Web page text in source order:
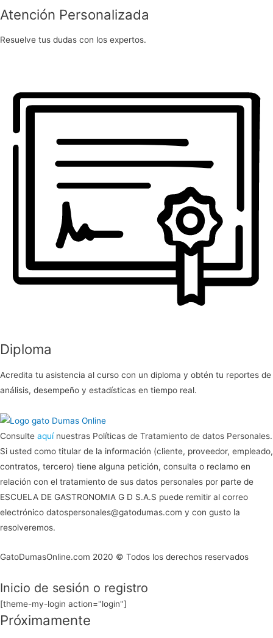
Atención Personalizada
Resuelve tus dudas con los expertos.
Diploma
Acredita tu asistencia al curso con un diploma y obtén tu reportes de
análisis, desempeño y estadísticas en tiempo real.
Consulte aquí nuestras Políticas de Tratamiento de datos Personales.
Si usted como titular de la información (cliente, proveedor, empleado,
contratos, tercero) tiene alguna petición, consulta o reclamo en
relación con el tratamiento de sus datos personales por parte de
ESCUELA DE GASTRONOMIA G D S.A.S puede remitir al correo
electrónico datospersonales@gatodumas.com y con gusto la
resolveremos.
GatoDumasOnline.com 2020 © Todos los derechos reservados
Inicio de sesión o registro
[theme-my-login action="login"]
Próximamente